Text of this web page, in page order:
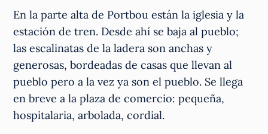
En la parte alta de Portbou están la iglesia y la
estación de tren. Desde ahí se baja al pueblo;
las escalinatas de la ladera son anchas y
generosas, bordeadas de casas que llevan al
pueblo pero a la vez ya son el pueblo. Se llega
en breve a la plaza de comercio: pequeña,
hospitalaria, arbolada, cordial.